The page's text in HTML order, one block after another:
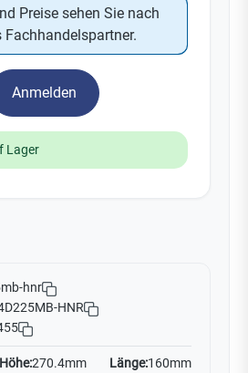
Preise sehen Sie nach
Fachhandelspartner.
Anmelden
Lager
hnr
HNR
Höhe:270.4mm Länge:160mm